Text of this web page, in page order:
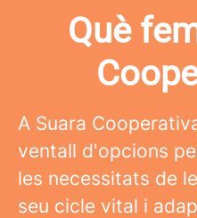
Què
A Suara
ventall d'opcions
les necessitats de
seu cicle vital i